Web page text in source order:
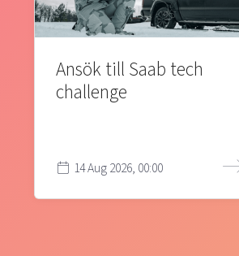
Ansök till Saab tech
challenge
14 Aug 2026, 00:00